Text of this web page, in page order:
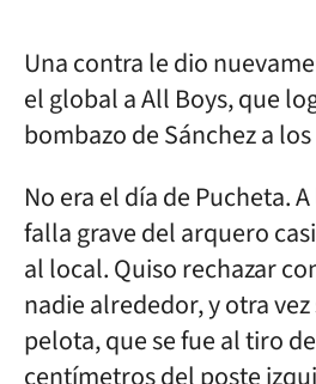
Una contra le dio
el global a All Boys, que
bombazo de Sánchez a
No era el día de Pucheta.
falla grave del arquero
al local. Quiso rechazar
nadie alrededor, y otra
pelota, que se fue al tiro